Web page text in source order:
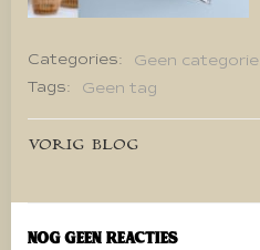
Categories:
Geen categorie
Tags:
Geen tag
Bericht
navigatie
VORIG BLOG
Nog geen reacties